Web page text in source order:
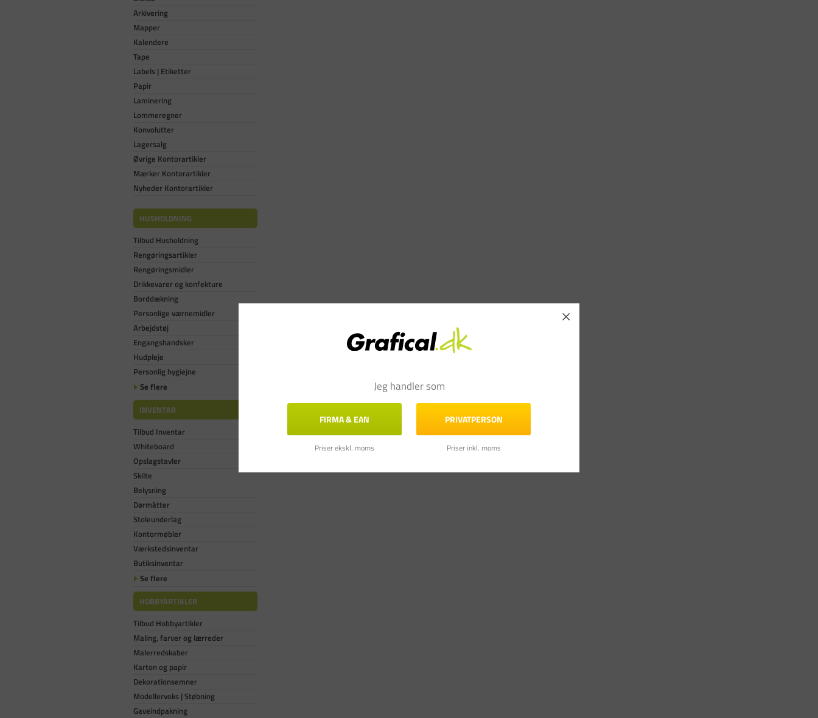
Arkivering
Mapper
Kalendere
Tape
Labels | Etiketter
Papir
Laminering
Lommeregner
Konvolutter
Lagersalg
Øvrige Kontorartikler
Mærker Kontorartikler
Nyheder Kontorartikler
HUSHOLDNING
Tilbud Husholdning
Rengøringsartikler
Rengøringsmidler
Drikkevarer og konfekture
Borddækning
Personlige værnemidler
Arbejdstøj
Engangshandsker
Hudpleje
Personlig hygiejne
Se flere
INVENTAR
Tilbud Inventar
Whiteboard
Opslagstavler
Skilte
Belysning
Dørmåtter
Stoleunderlag
Kontormøbler
Værkstedsinventar
Butiksinventar
Se flere
HOBBYARTIKLER
Tilbud Hobbyartikler
Maling, farver og lærreder
Malerredskaber
Karton og papir
Dekorationsemner
Modellervoks | Støbning
Gaveindpakning
Jeg handler som
FIRMA & EAN
Priser ekskl. moms
PRIVATPERSON
Priser inkl. moms